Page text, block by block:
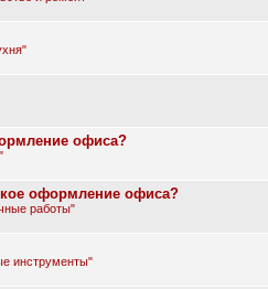
офиса?
оформление офиса?
работы"
инструменты"